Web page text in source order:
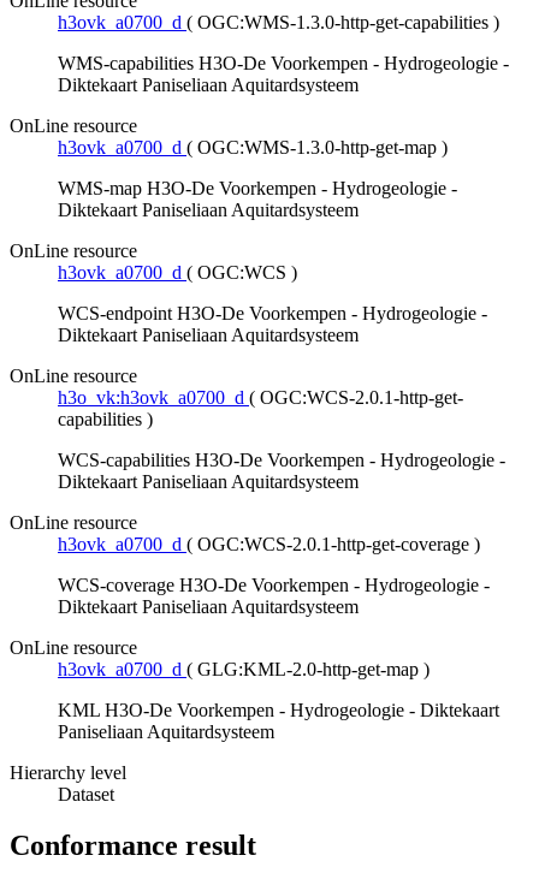
h3ovk_a0700_d ( OGC:WMS-1.3.0-http-get-capabilities )
WMS-capabilities H3O-De Voorkempen - Hydrogeologie -
Diktekaart Paniseliaan Aquitardsysteem
OnLine resource
h3ovk_a0700_d ( OGC:WMS-1.3.0-http-get-map )
WMS-map H3O-De Voorkempen - Hydrogeologie -
Diktekaart Paniseliaan Aquitardsysteem
OnLine resource
h3ovk_a0700_d ( OGC:WCS )
WCS-endpoint H3O-De Voorkempen - Hydrogeologie -
Diktekaart Paniseliaan Aquitardsysteem
OnLine resource
h3o_vk:h3ovk_a0700_d ( OGC:WCS-2.0.1-http-get-
capabilities )
WCS-capabilities H3O-De Voorkempen - Hydrogeologie -
Diktekaart Paniseliaan Aquitardsysteem
OnLine resource
h3ovk_a0700_d ( OGC:WCS-2.0.1-http-get-coverage )
WCS-coverage H3O-De Voorkempen - Hydrogeologie -
Diktekaart Paniseliaan Aquitardsysteem
OnLine resource
h3ovk_a0700_d ( GLG:KML-2.0-http-get-map )
KML H3O-De Voorkempen - Hydrogeologie - Diktekaart
Paniseliaan Aquitardsysteem
Hierarchy level
Dataset
Conformance result